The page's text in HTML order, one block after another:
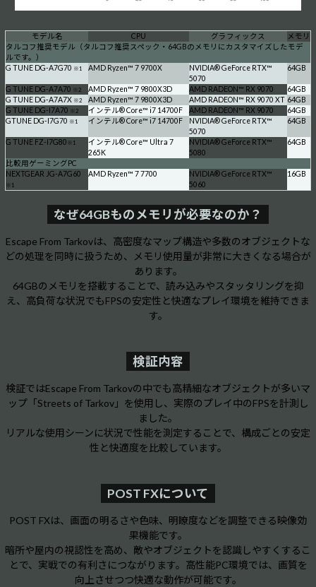
モデル名 CPU グラフィックス
メモリ
タルコフ推奨モデル（タルコフ推奨スペック・64GBのメモリにカスタマイズしたモデ
ルです。）
G TUNE DG-A7G70 ※1 AMD Ryzen™ 7 9700X
NVIDIA® GeForce RTX™
5070
64GB
G TUNE DG-A7A70 ※2 AMD Ryzen™ 7 9800X3D AMD RADEON™ RX 9070
64GB
G TUNE DG-A7A7X ※2 AMD Ryzen™ 7 9800X3D AMD RADEON™ RX 9070 XT 64GB
G TUNE DG-I7A70 ※2 インテル® Core™ i7 14700F AMD RADEON™ RX 9070
64GB
GTUNE DG-I7G70 ※1 インテル® Core™ i7 14700F
NVIDIA® GeForce RTX™
5070
64GB
G TUNE FZ-I7G80 ※1
インテル® Core™ Ultra 7
265K
NVIDIA® GeForce RTX™
5080
64GB
比較用ゲーミングPC
NEXTGEAR JG-A7G60
※1
AMD Ryzen™ 7 7700
NVIDIA® GeForce RTX™
5060
16GB
なぜ64GBものメモリが必要なのか？
Escape From Tarkovは、高密度なマップ構造や多数のオブジェクトな
どの処理を同時に扱うため、メモリ使用量が非常に大きくなる場合が
あります。
64GBのメモリを搭載することで、読み込みやスタッタリングを抑
え、高負荷な状況でもFPSの安定性と快適なプレイ環境を維持できま
す。
検証内容
検証ではEscape From Tarkovの中でも高精細なオブジェクトが多いマ
ップ「Streets of Tarkov」を使用し、実際のプレイ中のFPSを計測し
ました。
リアルな使用シーンに状況で性能を測定することで、構成ごとの安定
性と快適度を比較しています。
POST FXについて
POST FXは、画面の明るさや色味、明瞭度などを調整できる映像効
果機能です。
暗所や屋内の視認性を高め、敵やオブジェクトを認識しやすくするこ
とで、実戦での有利さにつながります。高性能PC環境では、画質を
向上させつつ快適な動作が可能です。